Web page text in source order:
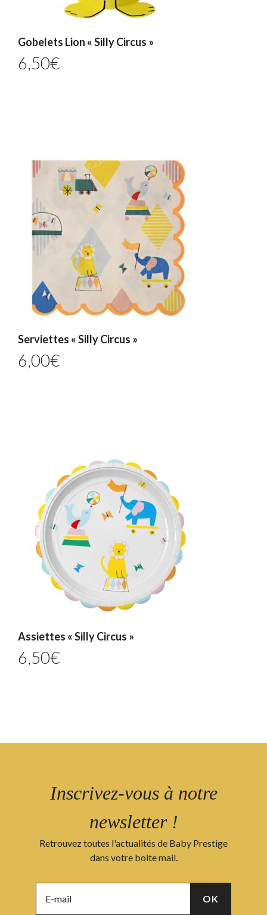
Gobelets Lion « Silly Circus »
6,50€
Serviettes « Silly Circus »
6,00€
Assiettes « Silly Circus »
6,50€
Inscrivez-vous à notre
newsletter !
Retrouvez toutes l'actualités de Baby Prestige
dans votre boite mail.